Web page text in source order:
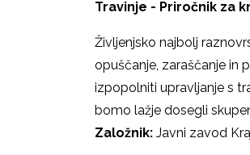
Travinje - Priročnik za
Življenjsko najbolj
opuščanje, zaraščanje in
izpopolniti upravljanje s
bomo lažje dosegli
Založnik: Javni zavod